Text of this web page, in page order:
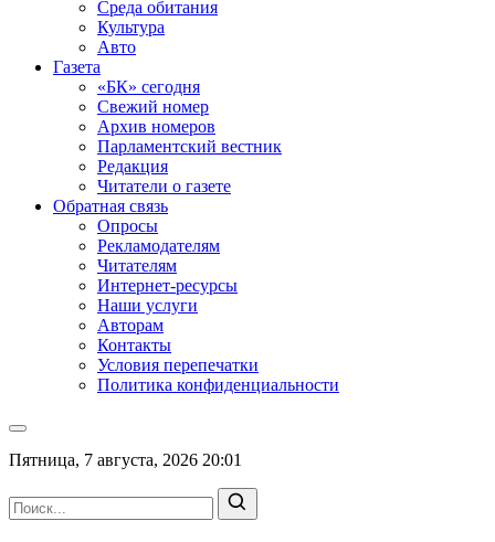
Среда обитания
Культура
Авто
Газета
«БК» сегодня
Свежий номер
Архив номеров
Парламентский вестник
Редакция
Читатели о газете
Обратная связь
Опросы
Рекламодателям
Читателям
Интернет-ресурсы
Наши услуги
Авторам
Контакты
Условия перепечатки
Политика конфиденциальности
Пятница, 7 августа, 2026 20:01